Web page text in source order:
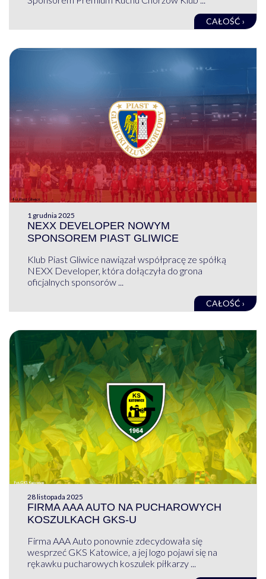
CAŁOŚĆ ›
1 grudnia 2025
NEXX DEVELOPER NOWYM
SPONSOREM PIAST GLIWICE
Klub Piast Gliwice nawiązał współpracę ze spółką
NEXX Developer, która dołączyła do grona
oficjalnych sponsorów ...
CAŁOŚĆ ›
28 listopada 2025
FIRMA AAA AUTO NA PUCHAROWYCH
KOSZULKACH GKS-U
Firma AAA Auto ponownie zdecydowała się
wesprzeć GKS Katowice, a jej logo pojawi się na
rękawku pucharowych koszulek piłkarzy ...